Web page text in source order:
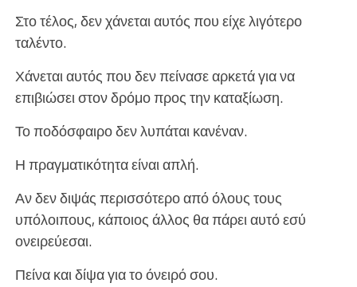
Στο τέλος, δεν χάνεται αυτός που είχε λιγότερο
ταλέντο.
Χάνεται αυτός που δεν πείνασε αρκετά για να
επιβιώσει στον δρόμο προς την καταξίωση.
Το ποδόσφαιρο δεν λυπάται κανέναν.
Η πραγματικότητα είναι απλή.
Αν δεν διψάς περισσότερο από όλους τους
υπόλοιπους, κάποιος άλλος θα πάρει αυτό εσύ
ονειρεύεσαι.
Πείνα και δίψα για το όνειρό σου.